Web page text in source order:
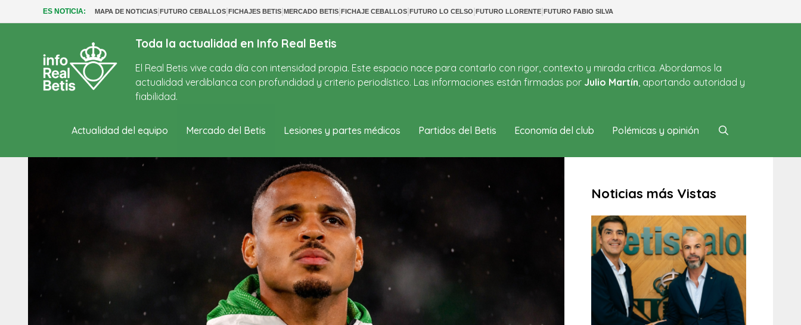
ES NOTICIA: MAPA DE NOTICIAS|FUTURO CEBALLOS|FICHAJES BETIS|MERCADO BETIS|FICHAJE CEBALLOS|FUTURO LO CELSO|FUTURO LLORENTE|FUTURO FABIO SILVA
Toda la actualidad en Info Real Betis
El Real Betis vive cada día con intensidad propia. Este espacio nace para contarlo con rigor, contexto y mirada crítica. Abordamos la
actualidad verdiblanca con profundidad y criterio periodístico. Las informaciones están firmadas por Julio Martín, aportando autoridad y
fiabilidad.
Actualidad del equipo Mercado del Betis Lesiones y partes médicos Partidos del Betis Economía del club Polémicas y opinión
Noticias más Vistas